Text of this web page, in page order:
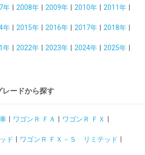
年 2008年 2009年 2010年 2011年
年 2015年 2016年 2017年 2018年
年 2022年 2023年 2024年 2025年
レードから探す
ワゴンＲ ＦＡ ワゴンＲ ＦＸ
ド ワゴンＲ ＦＸ－Ｓ リミテッド